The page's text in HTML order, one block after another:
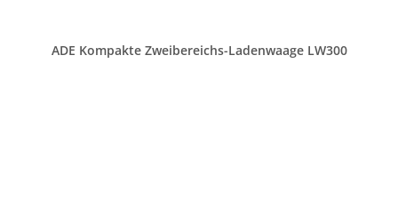
ADE Kompakte Zweibereichs-Ladenwaage LW300